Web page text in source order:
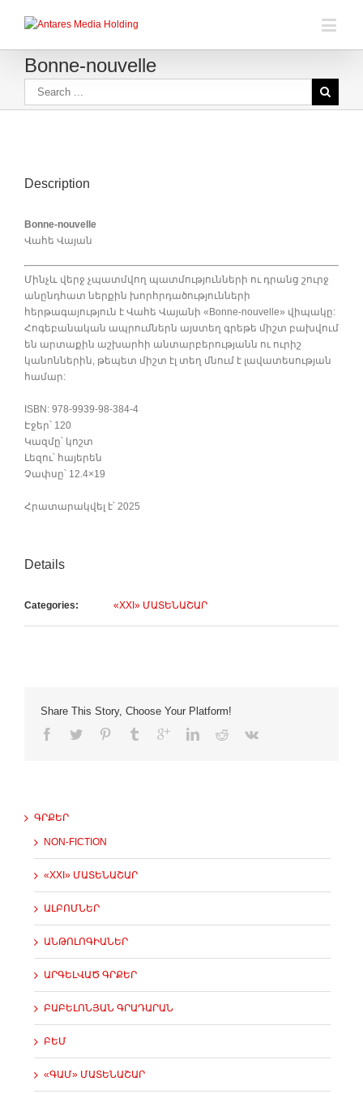
Bonne-nouvelle
Description
Bonne-nouvelle
Վահե Վայան
Մինչև վերջ չպատմվող պատմությունների ու դրանց շուրջ
անընդհատ ներքին խորհրդածությունների
հերթագայություն է Վահե Վայանի «Bonne-nouvelle» վիպակը:
Հոգեբանական ապրումներն այստեղ գրեթե միշտ բախվում
են արտաքին աշխարհի անտարբերությանն ու ուրիշ
կանոններին, թեպետ միշտ էլ տեղ մնում է լավատեսության
համար:
ISBN: 978-9939-98-384-4
Էջեր՝ 120
Կազմը՝ կոշտ
Լեզու՝ հայերեն
Չափսը՝ 12.4×19
Հրատարակվել է՝ 2025
Details
Categories: «XXI» ՄԱՏԵՆԱՇԱՐ
Share This Story, Choose Your Platform!
ԳՐՔԵՐ
NON-FICTION
«XXI» ՄԱՏԵՆԱՇԱՐ
ԱԼԲՈՄՆԵՐ
ԱՆԹՈԼՈԳԻԱՆԵՐ
ԱՐԳԵԼՎԱԾ ԳՐՔԵՐ
ԲԱԲԵԼՈՆՅԱՆ ԳՐԱԴԱՐԱՆ
ԲԵՄ
«ԳԱՄ» ՄԱՏԵՆԱՇԱՐ